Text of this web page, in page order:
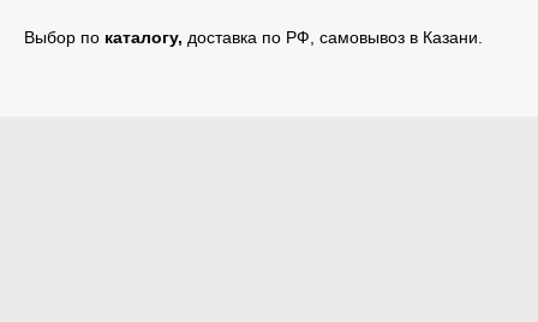
Выбор по каталогу, доставка по РФ, самовывоз в Казани.